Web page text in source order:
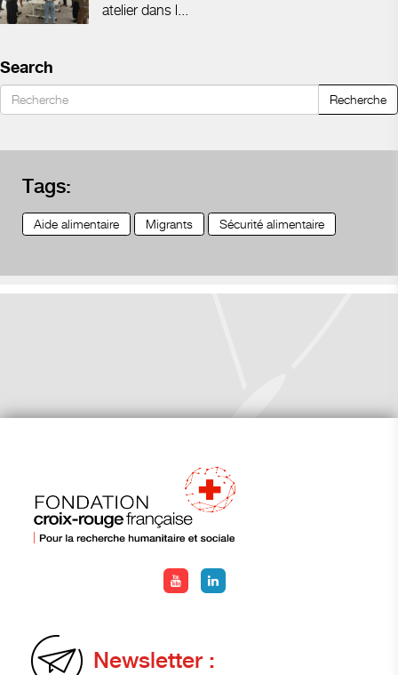
atelier dans l...
Search
Recherche
Tags:
Aide alimentaire Migrants Sécurité alimentaire
Newsletter :